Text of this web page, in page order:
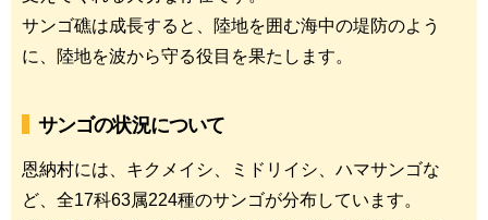
サンゴ礁は成長すると、陸地を囲む海中の堤防のよう
に、陸地を波から守る役目を果たします。
サンゴの状況について
恩納村には、キクメイシ、ミドリイシ、ハマサンゴな
ど、全17科63属224種のサンゴが分布しています。